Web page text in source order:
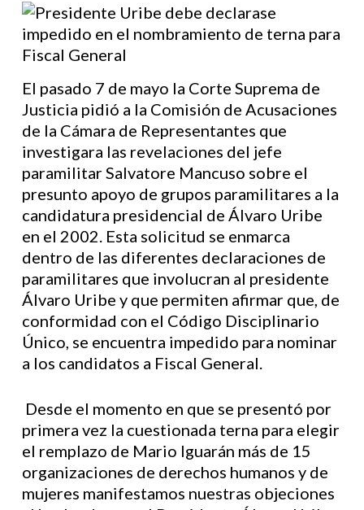
El pasado 7 de mayo la Corte Suprema de
Justicia pidió a la Comisión de Acusaciones
de la Cámara de Representantes que
investigara las revelaciones del jefe
paramilitar Salvatore Mancuso sobre el
presunto apoyo de grupos paramilitares a la
candidatura presidencial de Álvaro Uribe
en el 2002. Esta solicitud se enmarca
dentro de las diferentes declaraciones de
paramilitares que involucran al presidente
Álvaro Uribe y que permiten afirmar que, de
conformidad con el Código Disciplinario
Único, se encuentra impedido para nominar
a los candidatos a Fiscal General.
Desde el momento en que se presentó por
primera vez la cuestionada terna para elegir
el remplazo de Mario Iguarán más de 15
organizaciones de derechos humanos y de
mujeres manifestamos nuestras objeciones